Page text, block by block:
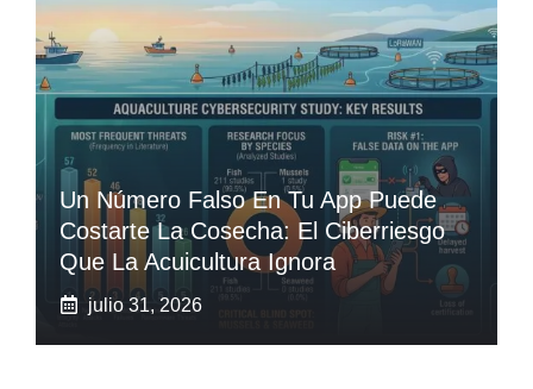
Un Número Falso En Tu App Puede
Costarte La Cosecha: El Ciberriesgo
Que La Acuicultura Ignora
julio 31, 2026